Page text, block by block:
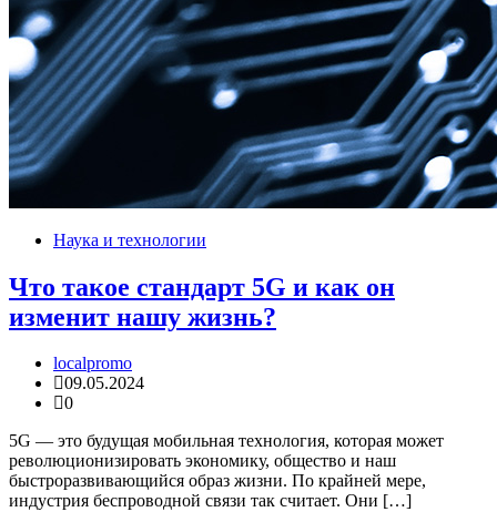
Наука и технологии
Что такое стандарт 5G и как он
изменит нашу жизнь?
localpromo
09.05.2024
0
5G — это будущая мобильная технология, которая может
революционизировать экономику, общество и наш
быстроразвивающийся образ жизни. По крайней мере,
индустрия беспроводной связи так считает. Они […]